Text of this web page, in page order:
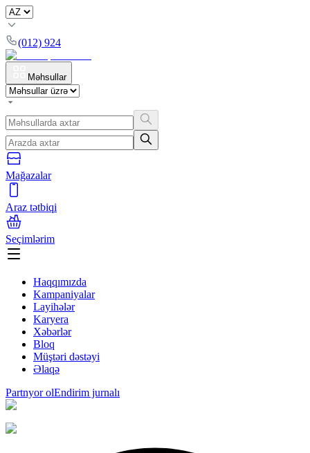
(012) 924
Məhsullar
Mağazalar
Araz tətbiqi
Seçimlərim
Haqqımızda
Kampaniyalar
Layihələr
Karyera
Xəbərlər
Bloq
Müştəri dəstəyi
Əlaqə
Partnyor olEndirim jurnalı